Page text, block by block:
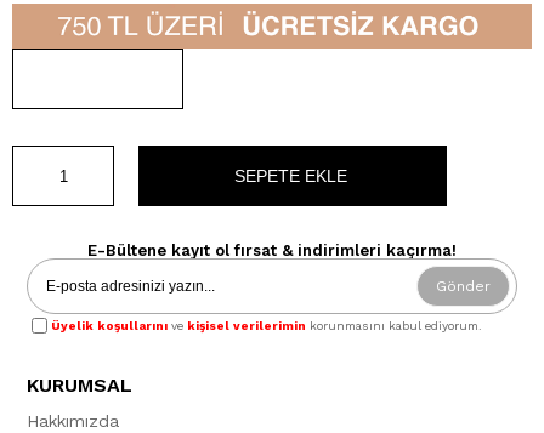
İndirim
E-Bültene kayıt ol fırsat & indirimleri kaçırma!
Gönder
Üyelik koşullarını ve kişisel verilerimin korunmasını kabul ediyorum.
KURUMSAL
Hakkımızda